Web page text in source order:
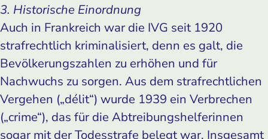
3. Historische Einordnung
Auch in Frankreich war die IVG seit 1920
strafrechtlich kriminalisiert, denn es galt, die
Bevölkerungszahlen zu erhöhen und für
Nachwuchs zu sorgen. Aus dem strafrechtlichen
Vergehen („délit“) wurde 1939 ein Verbrechen
(„crime“), das für die Abtreibungshelferinnen
sogar mit der Todesstrafe belegt war. Insgesamt